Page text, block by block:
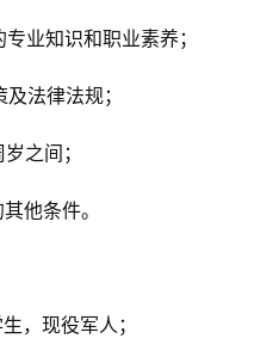
业知识和职业素养；
法律法规；
之间；
他条件。
，现役军人；